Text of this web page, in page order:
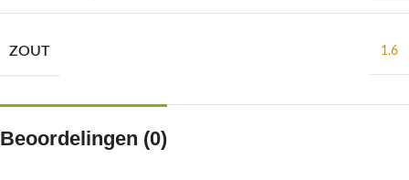
ZOUT 1.6
Beoordelingen (0)